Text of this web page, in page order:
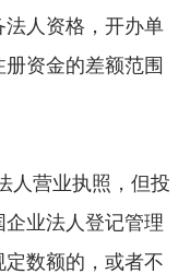
人资格，开办单
资金的差额范围
营业执照，但投
业法人登记管理
数额的，或者不